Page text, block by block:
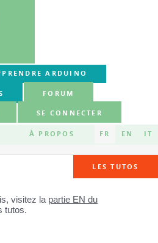
ARDUINO
FORUM
SE CONNECTER
À PROPOS FR EN IT
LES TUTOS
visitez la partie EN du
tutos.